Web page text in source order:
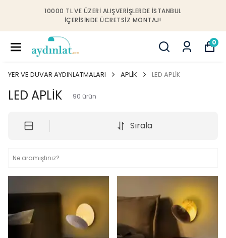
10000 TL VE ÜZERI ALIŞVERIŞLERDE İSTANBUL
IÇERISINDE ÜCRETSIZ MONTAJ!
0
YER VE DUVAR AYDINLATMALARI APLİK LED APLİK
LED APLİK 90 ürün
Sırala